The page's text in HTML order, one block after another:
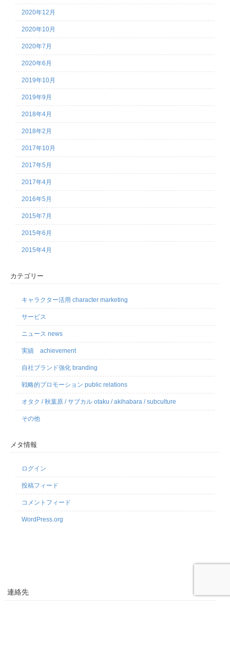
2020年12月
2020年10月
2020年7月
2020年6月
2019年10月
2019年9月
2018年4月
2018年2月
2017年10月
2017年5月
2017年4月
2016年5月
2015年7月
2015年6月
2015年4月
カテゴリー
キャラクター活用 character marketing
サービス
ニュース news
実績 achievement
自社ブランド強化 branding
戦略的プロモーション public relations
オタク / 秋葉原 / サブカル otaku / akihabara / subculture
その他
メタ情報
ログイン
投稿フィード
コメントフィード
WordPress.org
連絡先